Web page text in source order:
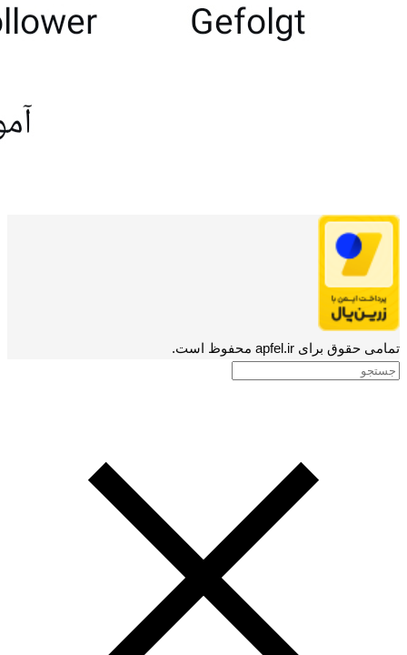
تمامی حقوق برای apfel.ir محفوظ است.